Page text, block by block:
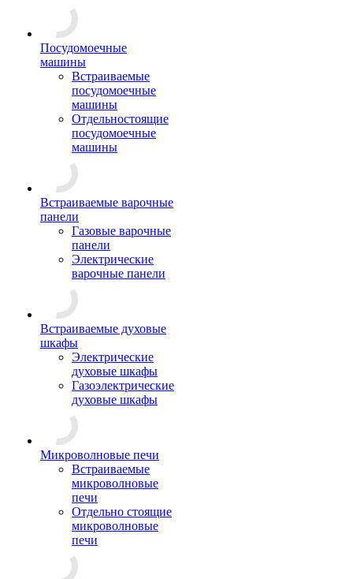
Посудомоечные
машины
Встраиваемые
посудомоечные
машины
Отдельностоящие
посудомоечные
машины
Встраиваемые варочные
панели
Газовые варочные
панели
Электрические
варочные панели
Встраиваемые духовые
шкафы
Электрические
духовые шкафы
Газоэлектрические
духовые шкафы
Микроволновые печи
Встраиваемые
микроволновые
печи
Отдельно стоящие
микроволновые
печи